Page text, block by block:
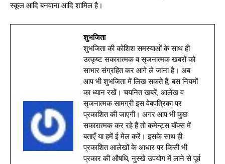
स्कूल आदि बनवाना आदि शामिल है।
शुभजिता
शुभजिता की कोशिश समस्याओं के साथ ही
उत्कृष्ट सकारात्मक व सृजनात्मक खबरों को
साभार संग्रहित कर आगे ले जाना है। अब
आप भी शुभजिता में लिख सकते हैं, बस नियमों
का ध्यान रखें। चयनित खबरें, आलेख व
सृजनात्मक सामग्री इस वेबपत्रिका पर
प्रकाशित की जाएगी। अगर आप भी कुछ
सकारात्मक कर रहे हैं तो कमेन्ट्स बॉक्स में
बताएँ या हमें ई मेल करें। इसके साथ ही
प्रकाशित आलेखों के आधार पर किसी भी
प्रकार की औषधि, नुस्खे उपयोग में लाने से पूर्व